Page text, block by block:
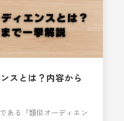
スとは？内容から
ある「類似オーディエン